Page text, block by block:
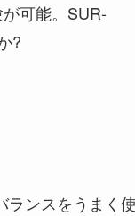
可能。SUR-
?
ランスをうまく